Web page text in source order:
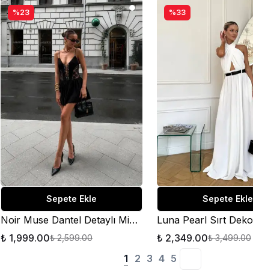
%23
Sepete Ekle
Noir Muse Dantel Detaylı Mini Elbise
₺ 1,999.00₺ 2,599.00
%33
Sepete Ekle
₺ 2,349.00₺ 3,499.00
1 2 3 4 5